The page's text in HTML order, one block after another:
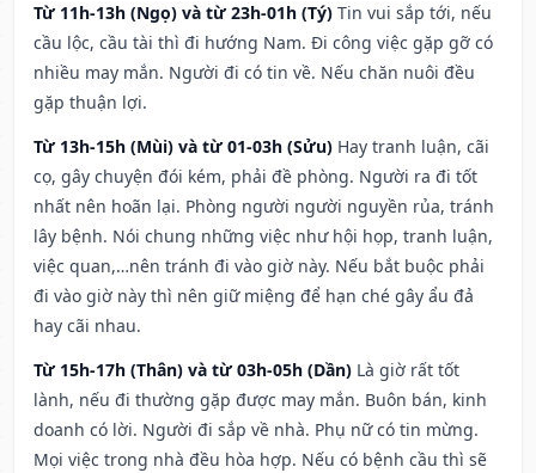
Từ 11h-13h (Ngọ) và từ 23h-01h (Tý) Tin vui sắp tới, nếu
cầu lộc, cầu tài thì đi hướng Nam. Đi công việc gặp gỡ có
nhiều may mắn. Người đi có tin về. Nếu chăn nuôi đều
gặp thuận lợi.
Từ 13h-15h (Mùi) và từ 01-03h (Sửu) Hay tranh luận, cãi
cọ, gây chuyện đói kém, phải đề phòng. Người ra đi tốt
nhất nên hoãn lại. Phòng người người nguyền rủa, tránh
lây bệnh. Nói chung những việc như hội họp, tranh luận,
việc quan,…nên tránh đi vào giờ này. Nếu bắt buộc phải
đi vào giờ này thì nên giữ miệng để hạn ché gây ẩu đả
hay cãi nhau.
Từ 15h-17h (Thân) và từ 03h-05h (Dần) Là giờ rất tốt
lành, nếu đi thường gặp được may mắn. Buôn bán, kinh
doanh có lời. Người đi sắp về nhà. Phụ nữ có tin mừng.
Mọi việc trong nhà đều hòa hợp. Nếu có bệnh cầu thì sẽ